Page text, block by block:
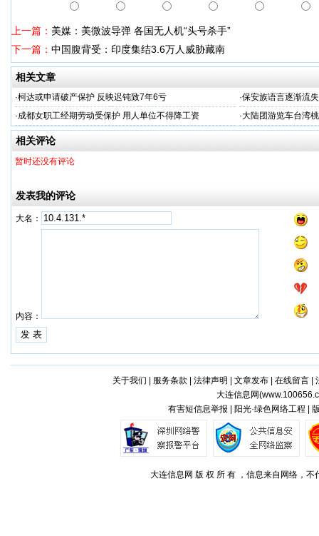
上一篇： 美媒：美微波导弹 各国无人机“头号杀手”
下一篇： 中国腹背受：印度集结3.6万人威胁藏南
相关文章
·柯达或申请破产保护 反映迟钝致7年6亏 ·保安族语言逐渐流
·成都女职工经期劳动受保护 用人单位不得降工资 ·大陆团游览车台湾
相关评论
暂时还没有评论
发表我的评论
大名：
内容：
关于我们 服务条款 法律声明 文章发布| 在线留言|
大连信息网(
有害短信息举报 | 阳光·绿色网络工程 |
大连信息网 版 权 所 有 ，信息来自网络，